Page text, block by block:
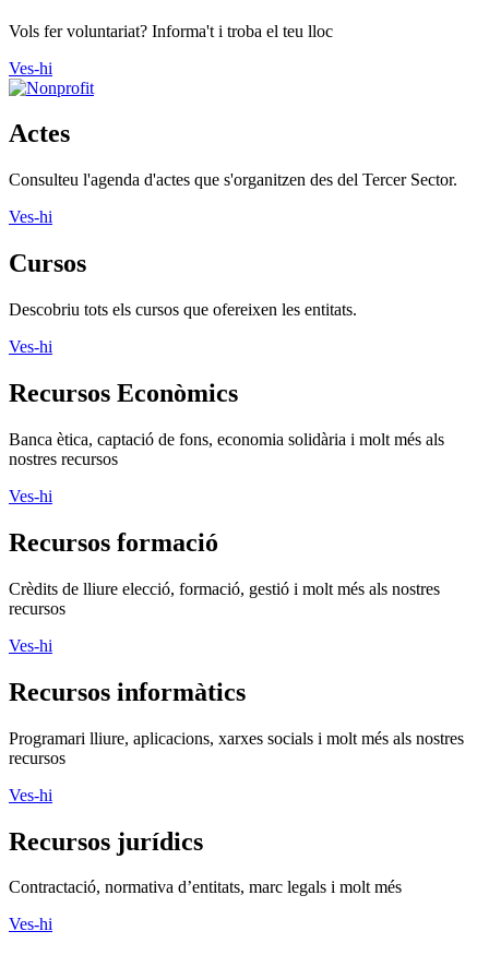
Vols fer voluntariat? Informa't i troba el teu lloc
Ves-hi
Actes
Consulteu l'agenda d'actes que s'organitzen des del Tercer Sector.
Ves-hi
Cursos
Descobriu tots els cursos que ofereixen les entitats.
Ves-hi
Recursos Econòmics
Banca ètica, captació de fons, economia solidària i molt més als
nostres recursos
Ves-hi
Recursos formació
Crèdits de lliure elecció, formació, gestió i molt més als nostres
recursos
Ves-hi
Recursos informàtics
Programari lliure, aplicacions, xarxes socials i molt més als nostres
recursos
Ves-hi
Recursos jurídics
Contractació, normativa d’entitats, marc legals i molt més
Ves-hi